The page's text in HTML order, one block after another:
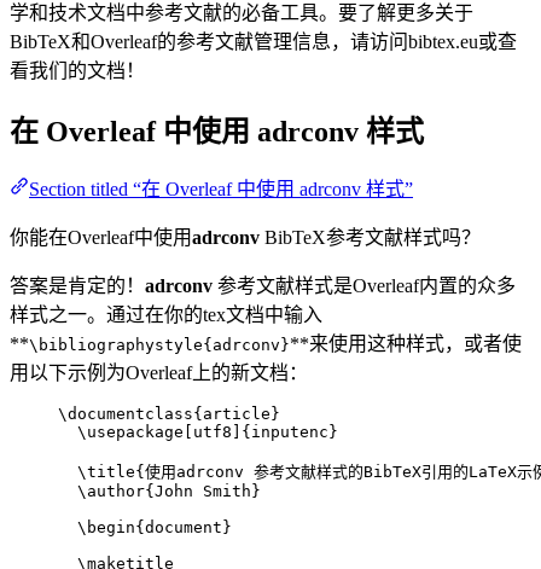
学和技术文档中参考文献的必备工具。要了解更多关于
BibTeX和Overleaf的参考文献管理信息，请访问bibtex.eu或查
看我们的文档！
在 Overleaf 中使用 adrconv 样式
Section titled “在 Overleaf 中使用 adrconv 样式”
你能在Overleaf中使用adrconv BibTeX参考文献样式吗？
答案是肯定的！ adrconv 参考文献样式是Overleaf内置的众多
样式之一。通过在你的tex文档中输入
**\bibliographystyle{adrconv}**来使用这种样式，或者使
用以下示例为Overleaf上的新文档：
\documentclass{ article }
\usepackage
utf8 ]{ inputenc }
\title{使用adrconv 参考文献样式的BibTeX引用的LaTeX示
\author{John Smith}
\begin{ document }
\maketitle